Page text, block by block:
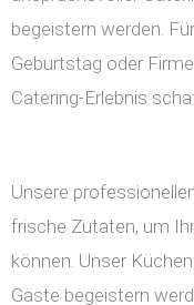
begeistern werden.
Geburtstag oder
Catering-Erlebnis
Unsere
frische Zutaten, um
können. Unser
Gäste begeistern